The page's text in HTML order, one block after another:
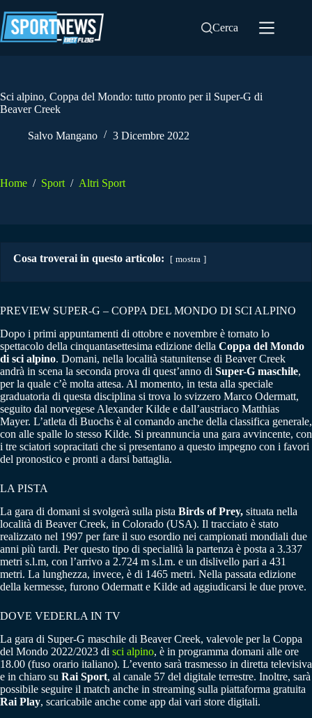
al
contenuto
Cerca
Sci alpino, Coppa del Mondo: tutto pronto per il Super-G di
Beaver Creek
Salvo Mangano 3 Dicembre 2022
Home / Sport / Altri Sport
Cosa troverai in questo articolo: mostra
PREVIEW SUPER-G – COPPA DEL MONDO DI SCI ALPINO
Dopo i primi appuntamenti di ottobre e novembre è tornato lo
spettacolo della cinquantasettesima edizione della Coppa del Mondo
di sci alpino. Domani, nella località statunitense di Beaver Creek
andrà in scena la seconda prova di quest’anno di Super-G maschile,
per la quale c’è molta attesa. Al momento, in testa alla speciale
graduatoria di questa disciplina si trova lo svizzero Marco Odermatt,
seguito dal norvegese Alexander Kilde e dall’austriaco Matthias
Mayer. L’atleta di Buochs è al comando anche della classifica generale,
con alle spalle lo stesso Kilde. Si preannuncia una gara avvincente, con
i tre sciatori sopracitati che si presentano a questo impegno con i favori
del pronostico e pronti a darsi battaglia.
LA PISTA
La gara di domani si svolgerà sulla pista Birds of Prey, situata nella
località di Beaver Creek, in Colorado (USA). Il tracciato è stato
realizzato nel 1997 per fare il suo esordio nei campionati mondiali due
anni più tardi. Per questo tipo di specialità la partenza è posta a 3.337
metri s.l.m, con l’arrivo a 2.724 m s.l.m. e un dislivello pari a 431
metri. La lunghezza, invece, è di 1465 metri. Nella passata edizione
della kermesse, furono Odermatt e Kilde ad aggiudicarsi le due prove.
DOVE VEDERLA IN TV
La gara di Super-G maschile di Beaver Creek, valevole per la Coppa
del Mondo 2022/2023 di sci alpino, è in programma domani alle ore
18.00 (fuso orario italiano). L’evento sarà trasmesso in diretta televisiva
e in chiaro su Rai Sport, al canale 57 del digitale terrestre. Inoltre, sarà
possibile seguire il match anche in streaming sulla piattaforma gratuita
Rai Play, scaricabile anche come app dai vari store digitali.